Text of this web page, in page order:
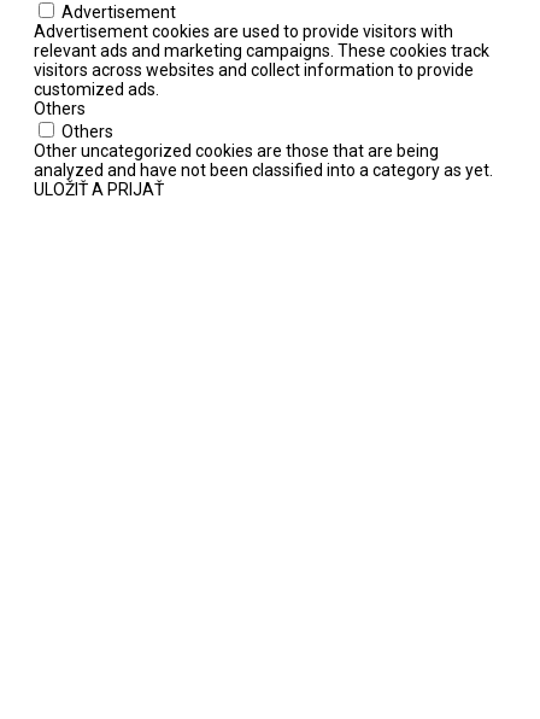
Advertisement
Advertisement cookies are used to provide visitors with
relevant ads and marketing campaigns. These cookies track
visitors across websites and collect information to provide
customized ads.
Others
Others
Other uncategorized cookies are those that are being
analyzed and have not been classified into a category as yet.
ULOŽIŤ A PRIJAŤ